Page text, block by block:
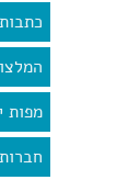
מפות